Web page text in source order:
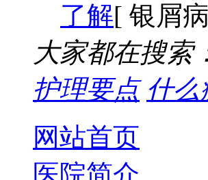
了解[ 银屑
大家都在搜索
护理要点 什么
网站首页